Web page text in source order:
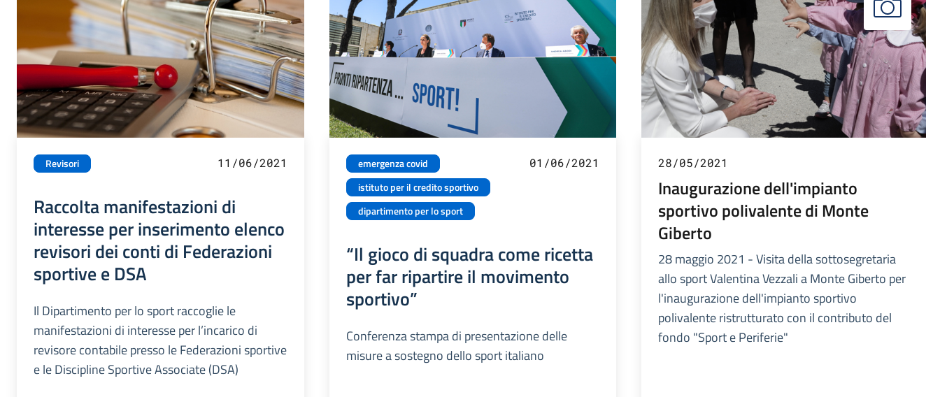
Revisori 11/06/2021
Raccolta manifestazioni di
interesse per inserimento elenco
revisori dei conti di Federazioni
sportive e DSA
Il Dipartimento per lo sport raccoglie le
manifestazioni di interesse per l’incarico di
revisore contabile presso le Federazioni sportive
e le Discipline Sportive Associate (DSA)
emergenza covid
istituto per il credito sportivo
dipartimento per lo sport
01/06/2021
“Il gioco di squadra come ricetta
per far ripartire il movimento
sportivo”
Conferenza stampa di presentazione delle
misure a sostegno dello sport italiano
28/05/2021
Inaugurazione dell'impianto
sportivo polivalente di Monte
Giberto
28 maggio 2021 - Visita della sottosegretaria
allo sport Valentina Vezzali a Monte Giberto per
l'inaugurazione dell'impianto sportivo
polivalente ristrutturato con il contributo del
fondo "Sport e Periferie"